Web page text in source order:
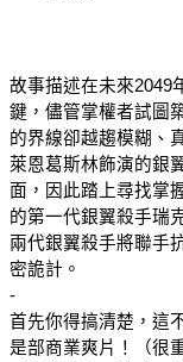
故事描述在未來2049
鍵，儘管掌權者試圖
的界線卻越趨模糊、
萊恩葛斯林飾演的銀
面，因此踏上尋找掌
的第一代銀翼殺手瑞
兩代銀翼殺手將聯手
密詭計。
-
首先你得搞清楚，這
是部商業爽片！（很